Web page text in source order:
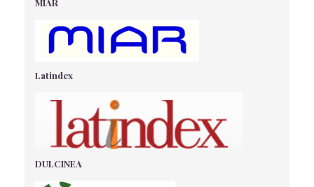
PARA COMBATIR LA PÉRDIDA DE PESO EN LOS
AFECTADOS DE ELA
Enuta, C
- 15/05/2018
MAYORES ACTIVOS Y SALUDABLES EN TIEMPOS DE
Bermejo Saiz, C
- 08/09/2022
ENFERMERÍA EN EL CONSEJO DIETÉTICO SOBRE EL
CONSUMO DE ALIMENTOS ANTIOXIDANTES
CONSUMO DE COMIDA RÁPIDA EN LA GESTACIÓN
MIAR
Latindex
DULCINEA